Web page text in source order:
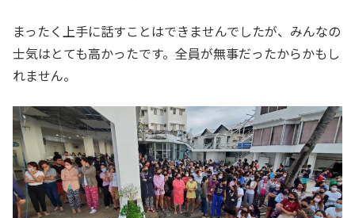
まったく上手に話すことはできませんでしたが、みんなの
士気はとても高かったです。全員が無事だったからかもし
れません。